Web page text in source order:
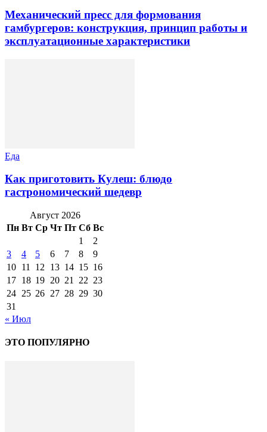
Механический пресс для формования
гамбургеров: конструкция, принцип работы и
эксплуатационные характеристики
Еда
Как приготовить Кулеш: блюдо
гастрономический шедевр
Август 2026
Пн Вт Ср Чт Пт Сб Вс
1
2
3
4 5 6 7 8
9
10 11 12 13 14 15 16
17 18 19 20 21 22 23
24 25 26 27 28 29 30
31
« Июл
ЭТО ПОПУЛЯРНО